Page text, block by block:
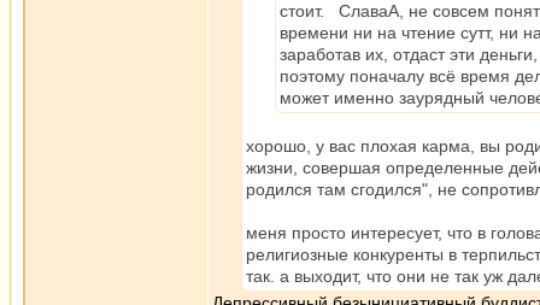
стоит. СлаваА, не совсем
времени ни на чтение сутт, ни
заработав их, отдаст эти
поэтому поначалу всё время
может именно заурядный
хорошо, у вас плохая карма, вы
жизни, совершая определенные
родился там сгодился", не
меня просто интересует, что в
религиозные конкуренты в
так. а выходит, что они не так уж